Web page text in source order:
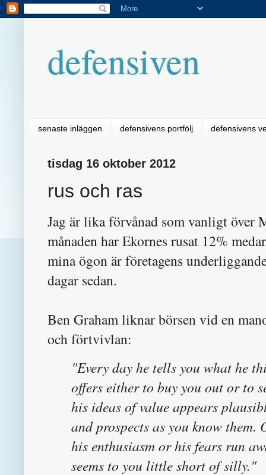
defensiven
senaste inläggen defensivens portfölj defensivens
tisdag 16 oktober 2012
rus och ras
Jag är lika förvånad som vanligt över
månaden har Ekornes rusat 12%
mina ögon är företagens
dagar sedan.
Ben Graham liknar börsen vid en
och förtvivlan:
"Every day he tells you what he
offers either to buy you out or to
his ideas of value appears
and prospects as you know
his enthusiasm or his fears run
seems to you little short of silly."